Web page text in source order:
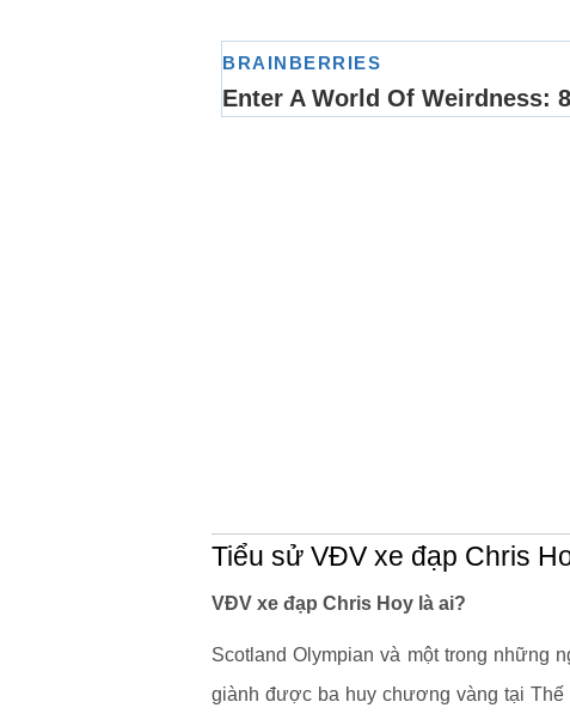
Tiểu sử VĐV xe đạp Chris
VĐV xe đạp Chris Hoy là ai?
Scotland Olympian và một trong những
giành được ba huy chương vàng tại